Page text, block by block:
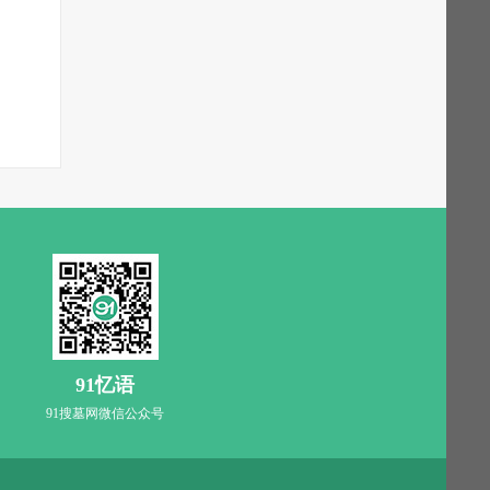
91忆语
91搜墓网微信公众号